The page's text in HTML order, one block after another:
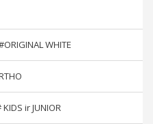
WHITE
ir JUNIOR